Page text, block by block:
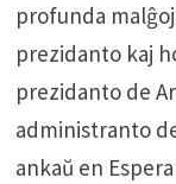
profunda
prezidanto kaj
prezidanto de
administranto
ankaŭ en